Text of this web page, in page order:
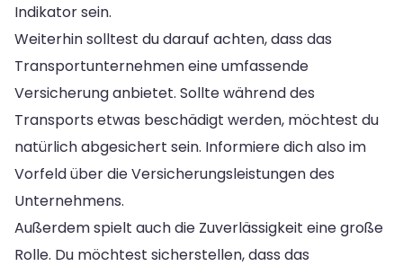
Indikator sein.
Weiterhin solltest du darauf achten, dass das
Transportunternehmen eine umfassende
Versicherung anbietet. Sollte während des
Transports etwas beschädigt werden, möchtest du
natürlich abgesichert sein. Informiere dich also im
Vorfeld über die Versicherungsleistungen des
Unternehmens.
Außerdem spielt auch die Zuverlässigkeit eine große
Rolle. Du möchtest sicherstellen, dass das